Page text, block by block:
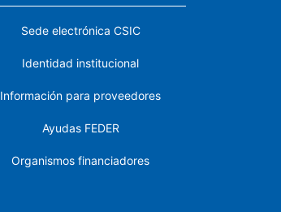
Sede electrónica CSIC
Identidad institucional
Información para proveedores
Ayudas FEDER
Organismos financiadores